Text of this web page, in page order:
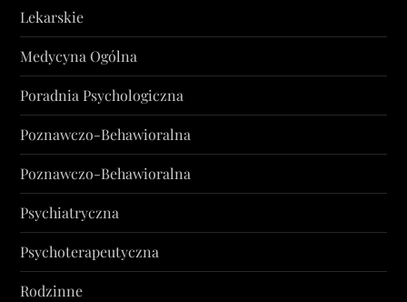
Lekarskie
Medycyna Ogólna
Poradnia Psychologiczna
Poznawczo-Behawioralna
Poznawczo-Behawioralna
Psychiatryczna
Psychoterapeutyczna
Rodzinne